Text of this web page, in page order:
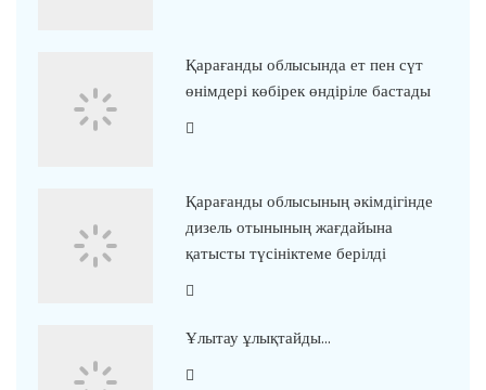
Қарағанды облысында ет пен сүт
өнімдері көбірек өндіріле бастады
Қарағанды облысының әкімдігінде
дизель отынының жағдайына
қатысты түсініктеме берілді
Ұлытау ұлықтайды…